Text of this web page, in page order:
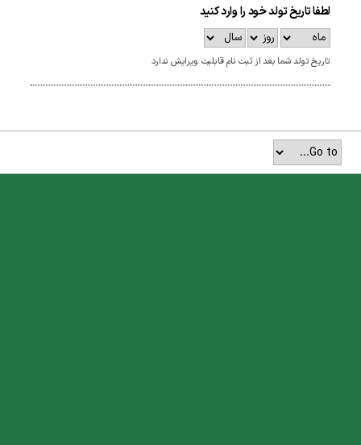
لطفا تاریخ تولد خود را وارد کنید
تاریخ تولد شما بعد از ثبت نام قابلیت ویرایش ندارد